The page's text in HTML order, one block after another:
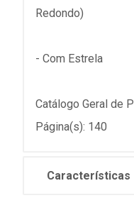
Redondo)
- Com Estrela
Catálogo Geral de
Página(s): 140
Características